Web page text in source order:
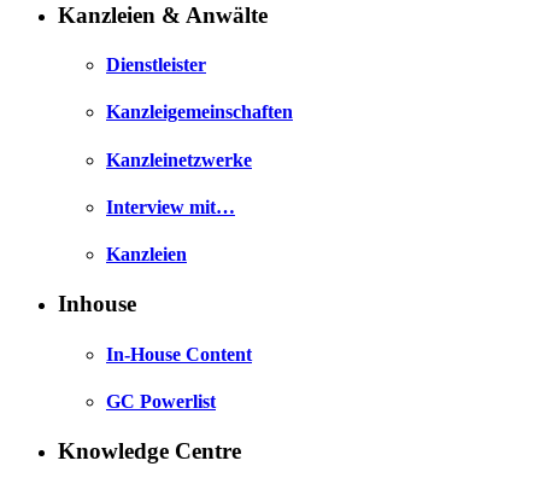
Kanzleien & Anwälte
Dienstleister
Kanzleigemeinschaften
Kanzleinetzwerke
Interview mit…
Kanzleien
Inhouse
In-House Content
GC Powerlist
Knowledge Centre